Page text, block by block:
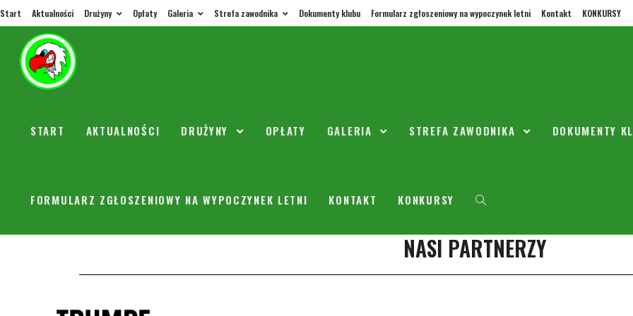
Start Aktualności Drużyny Opłaty Galeria Strefa zawodnika Dokumenty klubu Formularz zgłoszeniowy na wypoczynek letni Kontakt KONKURSY
START AKTUALNOŚCI DRUŻYNY OPŁATY GALERIA STREFA ZAWODNIKA DOKUMENTY
FORMULARZ ZGŁOSZENIOWY NA WYPOCZYNEK LETNI KONTAKT KONKURSY
NASI PARTNERZY